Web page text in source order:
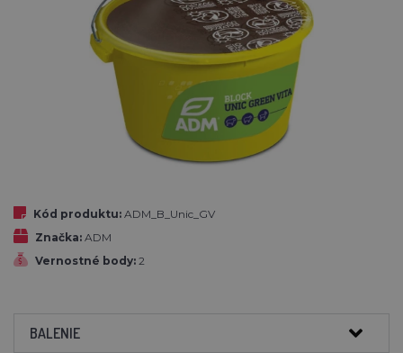
Kód produktu: ADM_B_Unic_GV
Značka: ADM
Vernostné body: 2
BALENIE